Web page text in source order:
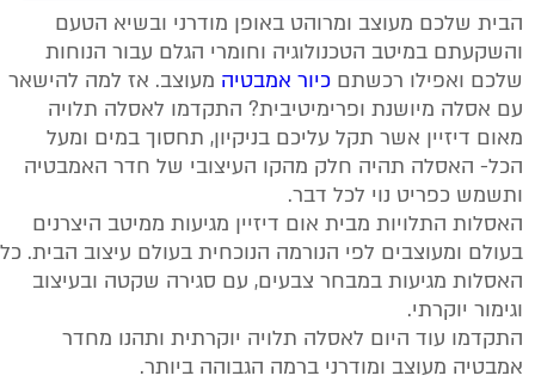
לבן מט (1)
צבעוני (3)
בטון (1)
הבית שלכם מעוצב ומרוהט באופן מודרני ובשיא הטעם
והשקעתם במיטב הטכנולוגיה וחומרי הגלם עבור הנוחות
שלכם ואפילו רכשתם כיור אמבטיה מעוצב. אז למה להישאר
עם אסלה מיושנת ופרימיטיבית? התקדמו לאסלה תלויה
מאום דיזיין אשר תקל עליכם בניקיון, תחסוך במים ומעל
הכל- האסלה תהיה חלק מהקו העיצובי של חדר האמבטיה
ותשמש כפריט נוי לכל דבר.
האסלות התלויות מבית אום דיזיין מגיעות ממיטב היצרנים
בעולם ומעוצבים לפי הנורמה הנוכחית בעולם עיצוב הבית. כל
האסלות מגיעות במבחר צבעים, עם סגירה שקטה ובעיצוב
וגימור יוקרתי.
התקדמו עוד היום לאסלה תלויה יוקרתית ותהנו מחדר
אמבטיה מעוצב ומודרני ברמה הגבוהה ביותר.